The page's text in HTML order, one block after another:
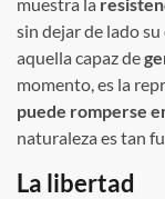
muestra la
sin dejar de lado
aquella capaz de
momento, es la
puede romperse
naturaleza es tan
La libertad